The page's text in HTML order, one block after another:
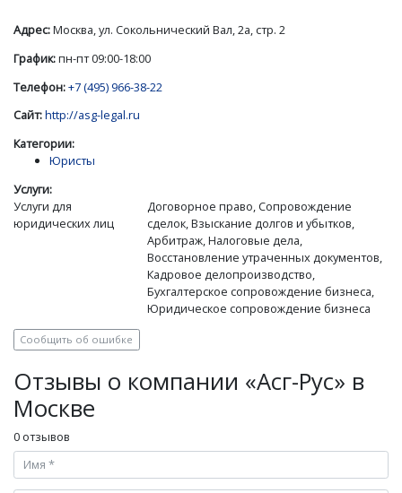
Адрес:Москва, ул. Сокольнический Вал, 2а, стр. 2
График:пн-пт 09:00-18:00
Телефон:+7 (495) 966-38-22
Сайт:http://asg-legal.ru
Категории:
Юристы
Услуги:
Услуги для
юридических лиц
Договорное право, Сопровождение
сделок, Взыскание долгов и убытков,
Арбитраж, Налоговые дела,
Восстановление утраченных документов,
Кадровое делопроизводство,
Бухгалтерское сопровождение бизнеса,
Юридическое сопровождение бизнеса
Сообщить об ошибке
Отзывы о компании «Асг-Рус» в
Москве
0 отзывов